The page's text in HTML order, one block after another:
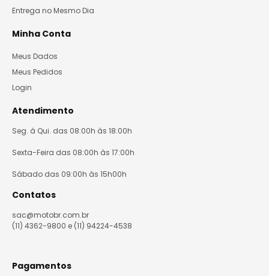
Entrega no Mesmo Dia
Minha Conta
Meus Dados
Meus Pedidos
Login
Atendimento
Seg. à Qui. das 08:00h às 18:00h
Sexta-Feira das 08:00h às 17:00h
Sábado das 09:00h às 15h00h
Contatos
sac@motobr.com.br
(11) 4362-9800 e (11) 94224-4538
Pagamentos